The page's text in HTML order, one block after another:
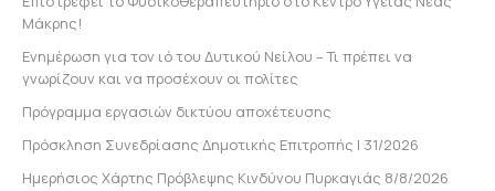
Μάκρης!
Ενημέρωση για τον ιό του Δυτικού Νείλου – Τι πρέπει να
γνωρίζουν και να προσέχουν οι πολίτες
Πρόγραμμα εργασιών δικτύου αποχέτευσης
Πρόσκληση Συνεδρίασης Δημοτικής Επιτροπής | 31/2026
Ημερήσιος Χάρτης Πρόβλεψης Κινδύνου Πυρκαγιάς 8/8/2026